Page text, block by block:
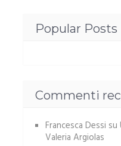
Popular Posts
Commenti
Francesca Dessi su
Valeria Argiolas